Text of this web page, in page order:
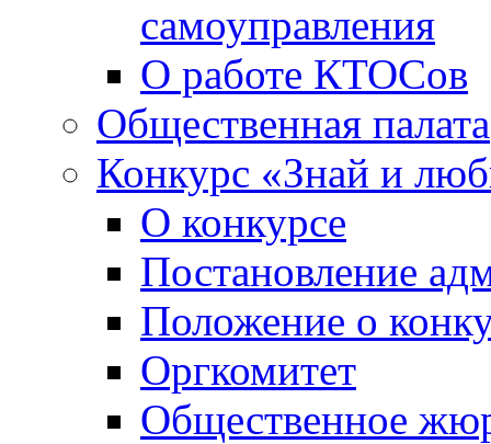
самоуправления
О работе КТОСов
Общественная палата
Конкурс «Знай и
О конкурсе
Постановление
Положение о
Оргкомитет
Общественное